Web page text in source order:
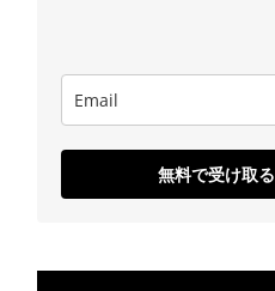
無料で受け取る